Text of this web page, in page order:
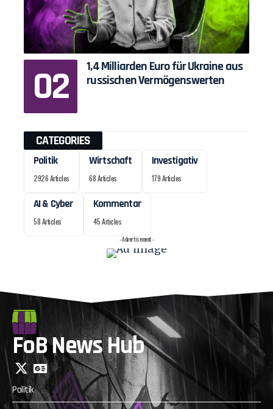
1,4 Milliarden Euro für Ukraine aus
russischen Vermögenswerten
CATEGORIES
Politik
2926 Articles
Wirtschaft
68 Articles
Investigativ
179 Articles
AI & Cyber
58 Articles
Kommentar
45 Articles
- Advertisement -
FoB News Hub
Politik